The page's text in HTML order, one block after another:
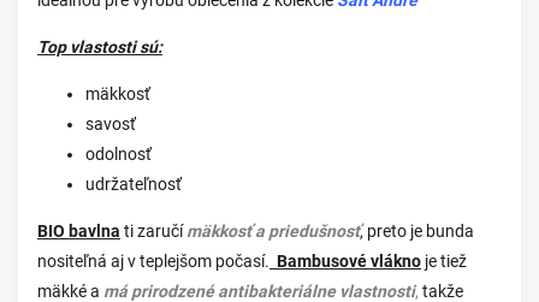
Top vlastosti sú:
mäkkosť
savosť
odolnosť
udržateľnosť
BIO bavlna ti zaručímäkkosť a priedušnosť, preto je bunda
nositeľná aj v teplejšom počasí. Bambusové vlákno je tiež
mäkké a má prirodzené antibakteriálne vlastnosti, takže